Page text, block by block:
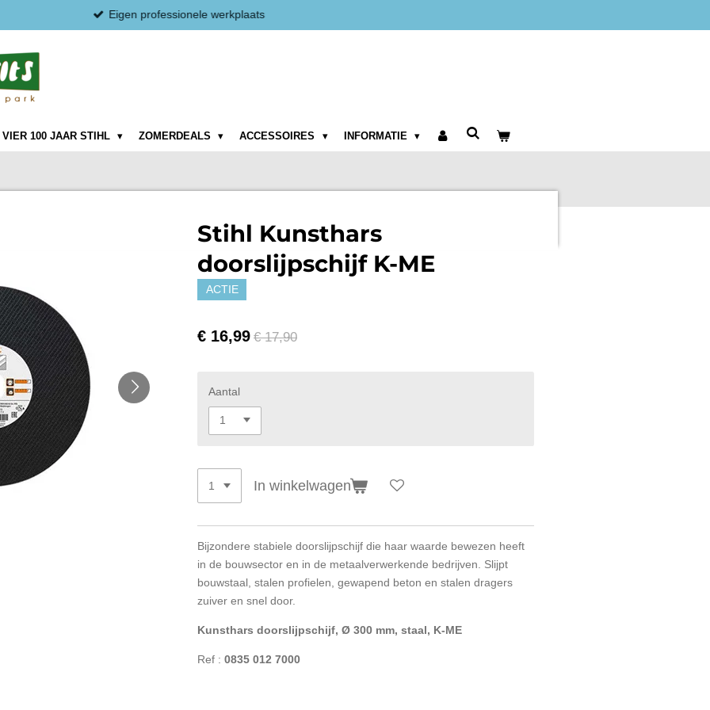
Eigen professionele werkplaats
VIER 100 JAAR STIHL ZOMERDEALS ACCESSOIRES INFORMATIE
Stihl Kunsthars
doorslijpschijf K-ME
ACTIE
€ 16,99 € 17,90
Aantal
In winkelwagen
Bijzondere stabiele doorslijpschijf die haar waarde bewezen heeft
in de bouwsector en in de metaalverwerkende bedrijven. Slijpt
bouwstaal, stalen profielen, gewapend beton en stalen dragers
zuiver en snel door.
Kunsthars doorslijpschijf, Ø 300 mm, staal, K-ME
Ref : 0835 012 7000